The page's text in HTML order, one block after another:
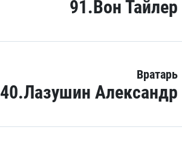
91.Вон Тайлер
Вратарь
40.Лазушин Александр